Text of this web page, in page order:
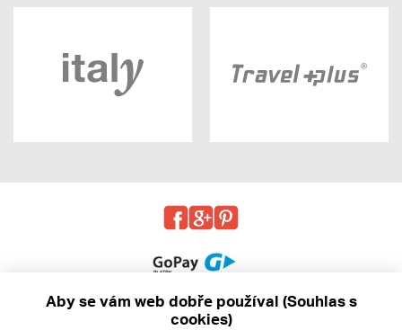
Aby se vám web dobře používal (Souhlas s
cookies)